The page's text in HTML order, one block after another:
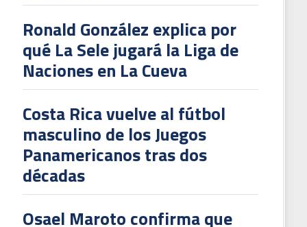
Ronald González explica por
qué La Sele jugará la Liga de
Naciones en La Cueva
Costa Rica vuelve al fútbol
masculino de los Juegos
Panamericanos tras dos
décadas
Osael Maroto confirma que